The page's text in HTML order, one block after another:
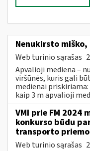
Nenukirsto
Web turinio sąrašas
Apvalioji mediena –
viršūnės, kuris gali
medienai
kaip 3 m apvalioji
VMI prie FM 2024
konkurso būdu
transporto
Web turinio sąrašas